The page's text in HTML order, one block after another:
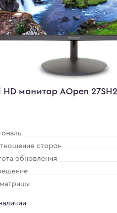
HD монитор AOpen
сторон
обновления